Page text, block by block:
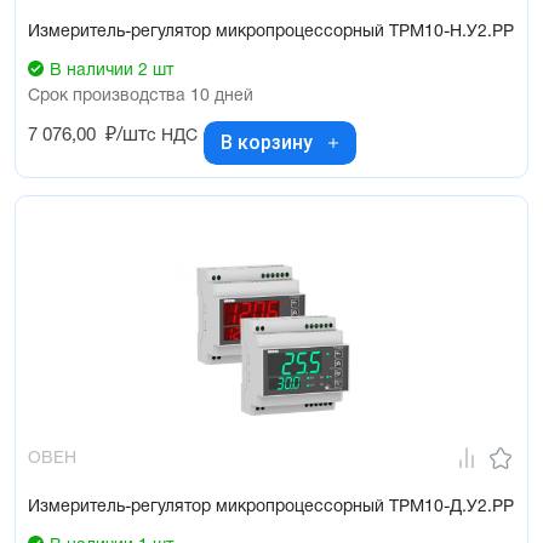
Измеритель-регулятор микропроцессорный ТРМ10-Н.У2.РР
В наличии 2 шт
Срок производства 10 дней
7 076,00 ₽/штс НДС В корзину
ОВЕН
Измеритель-регулятор микропроцессорный ТРМ10-Д.У2.РР